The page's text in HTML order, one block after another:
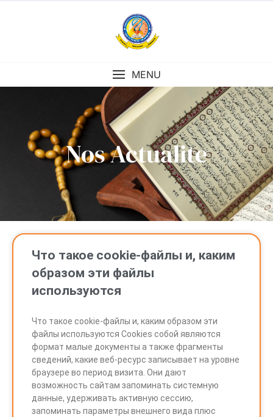
MENU
Nos Actualite
Что такое cookie-файлы и, каким
образом эти файлы
используются
Что такое cookie-файлы и, каким образом эти
файлы используются Cookies собой являются
формат малые документы а также фрагменты
сведений, какие веб-ресурс записывает на уровне
браузере во период визита. Они дают
возможность сайтам запоминать системную
данные, удерживать активную сессию,
запоминать параметры внешнего вида плюс